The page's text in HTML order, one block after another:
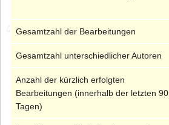
Gesamtzahl der Bearbeitungen
Gesamtzahl unterschiedlicher Autoren
Anzahl der kürzlich erfolgten
Bearbeitungen (innerhalb der letzten 90
Tagen)